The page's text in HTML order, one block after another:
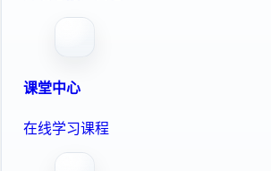
课堂中心
在线学习课程